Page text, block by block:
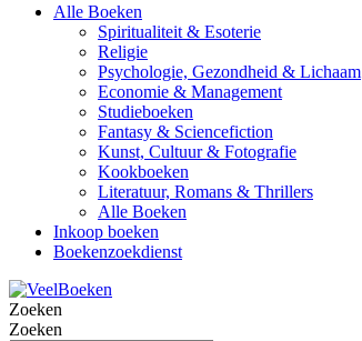
Alle Boeken
Spiritualiteit & Esoterie
Religie
Psychologie, Gezondheid & Lichaam
Economie & Management
Studieboeken
Fantasy & Sciencefiction
Kunst, Cultuur & Fotografie
Kookboeken
Literatuur, Romans & Thrillers
Alle Boeken
Inkoop boeken
Boekenzoekdienst
Zoeken
Zoeken